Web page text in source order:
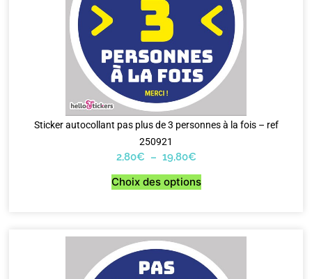
Sticker autocollant pas plus de 3 personnes à la fois – ref
250921
2,80€ – 19,80€
Choix des options